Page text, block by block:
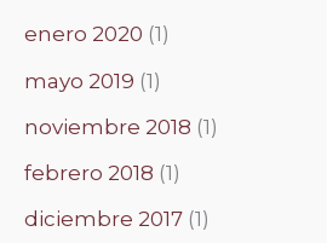
enero 2020 (1)
mayo 2019 (1)
noviembre 2018 (1)
febrero 2018 (1)
diciembre 2017 (1)